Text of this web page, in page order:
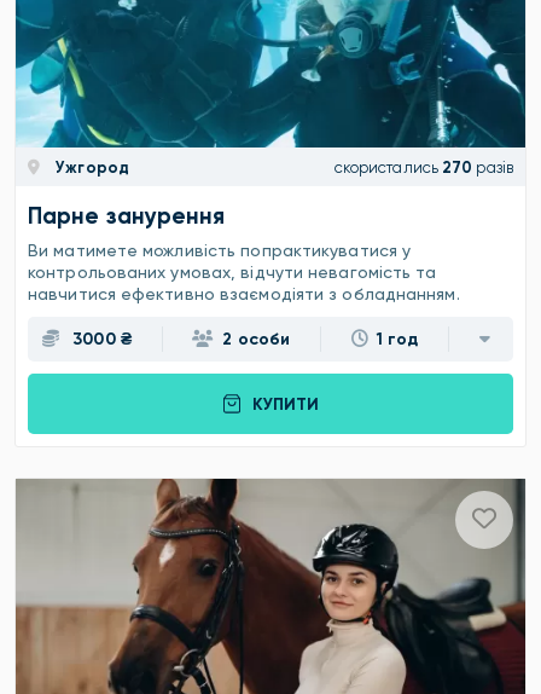
Ужгород скористались 270 разів
Парне занурення
Ви матимете можливість попрактикуватися у
контрольованих умовах, відчути невагомість та
навчитися ефективно взаємодіяти з обладнанням.
3000 ₴ 2 особи 1 год
КУПИТИ